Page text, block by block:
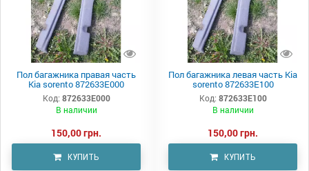
Пол багажника правая часть
Kia sorento 872633E000
Код: 872633E000
В наличии
150,00 грн.
КУПИТЬ
Пол багажника левая часть Kia
sorento 872633E100
Код: 872633E100
В наличии
150,00 грн.
КУПИТЬ